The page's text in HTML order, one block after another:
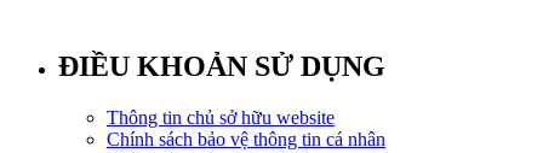
ĐIỀU KHOẢN SỬ DỤNG
Thông tin chủ sở hữu website
Chính sách bảo vệ thông tin cá nhân